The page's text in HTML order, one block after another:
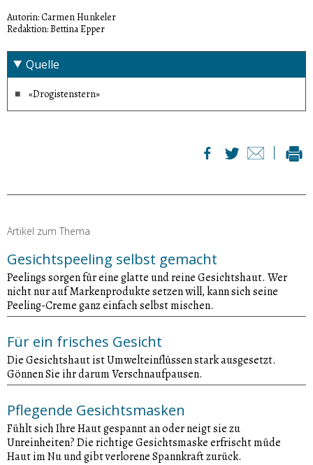
Autorin: Carmen Hunkeler
Redaktion: Bettina Epper
Quelle
«Drogistenstern»
Artikel zum Thema
Gesichtspeeling selbst gemacht
Peelings sorgen für eine glatte und reine Gesichtshaut. Wer
nicht nur auf Markenprodukte setzen will, kann sich seine
Peeling-Creme ganz einfach selbst mischen.
Für ein frisches Gesicht
Die Gesichtshaut ist Umwelteinflüssen stark ausgesetzt.
Gönnen Sie ihr darum Verschnaufpausen.
Pflegende Gesichtsmasken
Fühlt sich Ihre Haut gespannt an oder neigt sie zu
Unreinheiten? Die richtige Gesichtsmaske erfrischt müde
Haut im Nu und gibt verlorene Spannkraft zurück.